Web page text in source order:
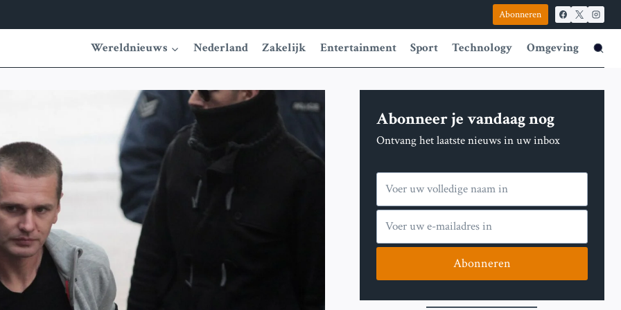
Abonneren
Wereldnieuws Nederland Zakelijk Entertainment Sport Technology Omgeving
Abonneer je vandaag nog
Ontvang het laatste nieuws in uw inbox
Abonneren